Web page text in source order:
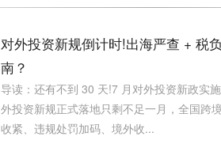
对外投资新规倒计时!出海严查 + 税
南？
导读：还有不到 30 天!7 月对外投资新政实
外投资新规正式落地只剩不足一月，全国跨
收紧、违规处罚加码、境外收...